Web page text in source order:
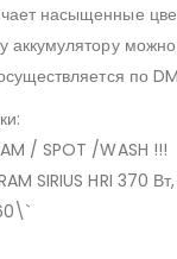
насыщенные
аккумулятору
по
/ SPOT /WASH !!!
SIRIUS HRI 370